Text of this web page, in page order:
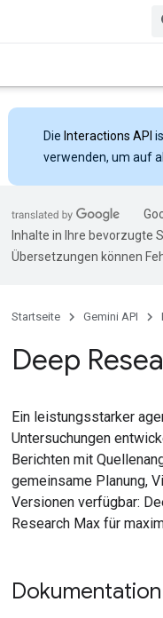
Die Interactions API
verwenden, um auf
Inhalte in Ihre bevorzugte
Übersetzungen können
Startseite Gemini API
Deep
Ein leistungsstarker
Untersuchungen
Berichten mit
gemeinsame Planung,
Versionen verfügbar:
Research Max für
Dokumentation